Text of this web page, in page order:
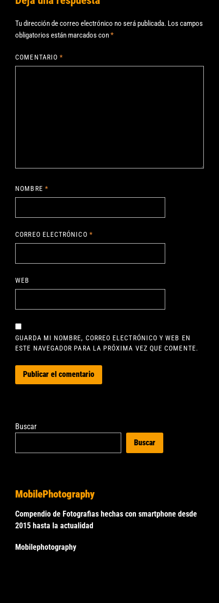
Tu dirección de correo electrónico no será publicada. Los campos
obligatorios están marcados con*
COMENTARIO*
NOMBRE *
CORREO ELECTRÓNICO *
WEB
GUARDA MI NOMBRE, CORREO ELECTRÓNICO Y WEB EN
ESTE NAVEGADOR PARA LA PRÓXIMA VEZ QUE COMENTE.
Buscar
Buscar
MobilePhotography
Compendio de Fotografias hechas con smartphone desde
2015 hasta la actualidad
Mobilephotography